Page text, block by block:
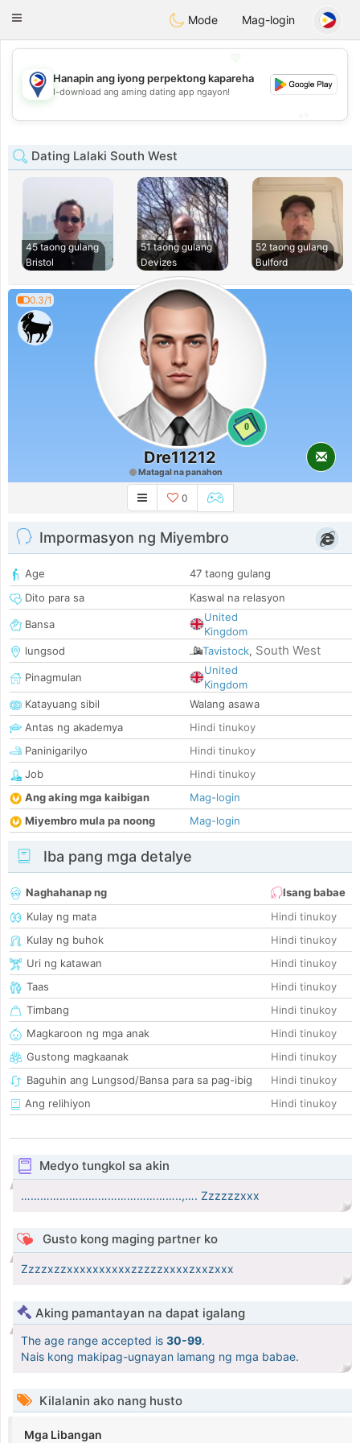
PhilippinesChat
Toggle
Mode Mag-login
💖
💕
Hanapin ang iyong perpektong kapareha
I-download ang aming dating app ngayon!
Dating Lalaki South West
45 taong gulang
Bristol
51 taong gulang
Devizes
52 taong gulang
Bulford
0.3/1
0
Dre11212
Matagal na panahon
0
Impormasyon ng Miyembro
Age
47 taong gulang
Dito para sa
Kaswal na relasyon
Bansa
United
Kingdom
lungsod
Tavistock, South West
Pinagmulan
United
Kingdom
Katayuang sibil
Walang asawa
Antas ng akademya
Hindi tinukoy
Paninigarilyo
Hindi tinukoy
Job
Hindi tinukoy
Ang aking mga kaibigan
Mag-login
Miyembro mula pa noong
Mag-login
Iba pang mga detalye
Naghahanap ng
Isang babae
Kulay ng mata
Hindi tinukoy
Kulay ng buhok
Hindi tinukoy
Uri ng katawan
Hindi tinukoy
Taas
Hindi tinukoy
Timbang
Hindi tinukoy
Magkaroon ng mga anak
Hindi tinukoy
Gustong magkaanak
Hindi tinukoy
Baguhin ang Lungsod/Bansa para sa pag-ibig
Hindi tinukoy
Ang relihiyon
Hindi tinukoy
Medyo tungkol sa akin
…………………………………………..,…. Zzzzzzxxx
Gusto kong maging partner ko
Zzzzxzzxxxxxxxxxxzzzzzxxxxzxxzxxx
Aking pamantayan na dapat igalang
The age range accepted is 30-99.
Nais kong makipag-ugnayan lamang ng mga babae.
Kilalanin ako nang husto
Mga Libangan